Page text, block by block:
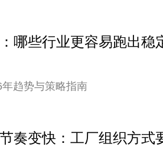
哪些行业更容易跑出稳
趋势与策略指南
奏变快：工厂组织方式